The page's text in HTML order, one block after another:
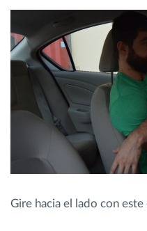
Gire hacia el lado con